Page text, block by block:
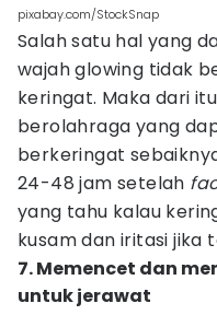
pixabay.com/StockSnap
Salah satu hal yang
wajah glowing tidak
keringat. Maka dari
berolahraga yang
berkeringat
24-48 jam setelah
yang tahu kalau
kusam dan iritasi
7. Memencet dan
untuk jerawat